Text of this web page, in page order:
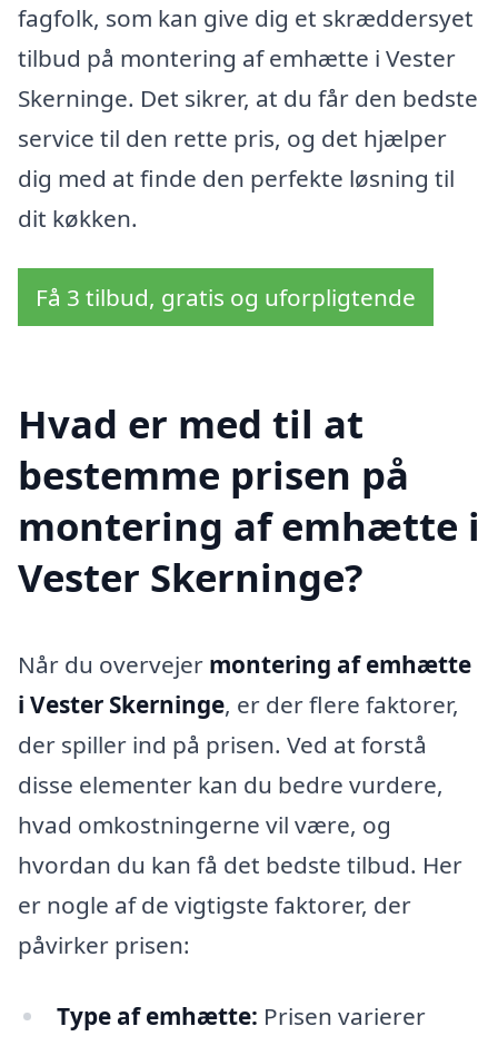
fagfolk, som kan give dig et skræddersyet
tilbud på montering af emhætte i Vester
Skerninge. Det sikrer, at du får den bedste
service til den rette pris, og det hjælper
dig med at finde den perfekte løsning til
dit køkken.
Få 3 tilbud, gratis og uforpligtende
Hvad er med til at
bestemme prisen på
montering af emhætte i
Vester Skerninge?
Når du overvejer montering af emhætte
i Vester Skerninge, er der flere faktorer,
der spiller ind på prisen. Ved at forstå
disse elementer kan du bedre vurdere,
hvad omkostningerne vil være, og
hvordan du kan få det bedste tilbud. Her
er nogle af de vigtigste faktorer, der
påvirker prisen:
Type af emhætte: Prisen varierer